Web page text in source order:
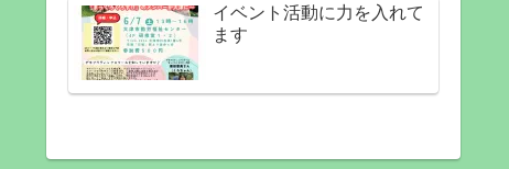
イベント活動に力を入れて
ます